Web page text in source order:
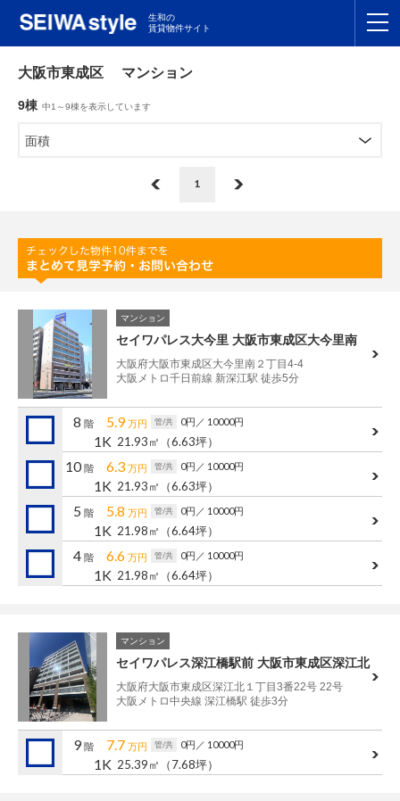
生和の
賃貸物件サイト
TOP
関東TOP
九州TOP
支店一覧
SEIWAの管理
お友達紹介特典
管理建物一覧
企業情報 採用情報
プライバシー
ポリシー
サイトマップ
閉じる
大阪市東成区 マンション
9棟 中1～9棟を表示しています
面積
1
マンション
セイワパレス大今里 大阪市東成区大今里南
大阪府大阪市東成区大今里南２丁目4-4
大阪メトロ千日前線 新深江駅 徒歩5分
8 階 5.9万円 管/共 0円 ／ 10000円
1K 21.93㎡ （6.63坪）
10階 6.3 万円 管/共 0円 ／ 10000円
1K 21.93㎡ （6.63坪）
5 階 5.8 万円 管/共 0円 ／ 10000円
1K 21.98㎡ （6.64坪）
4 階 6.6 万円 管/共 0円 ／ 10000円
1K 21.98㎡ （6.64坪）
マンション
セイワパレス深江橋駅前 大阪市東成区深江北
大阪府大阪市東成区深江北１丁目3番22号 22号
大阪メトロ中央線 深江橋駅 徒歩3分
9階 7.7 万円 管/共 0円 ／ 10000円
1K 25.39㎡ （7.68坪）